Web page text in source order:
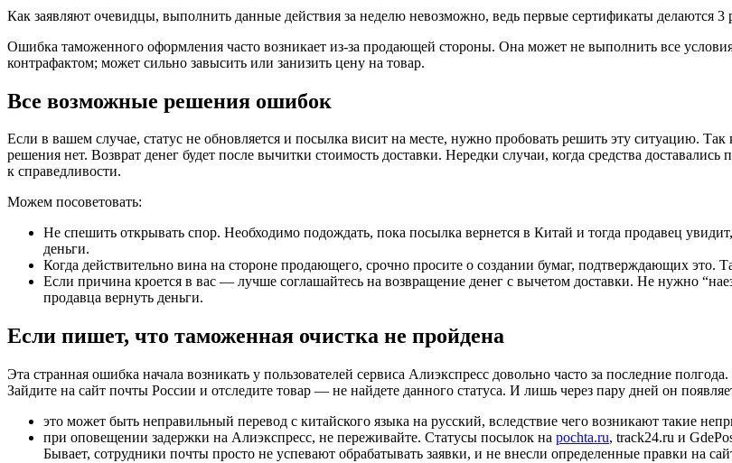
Как заявляют очевидцы, выполнить данные действия за неделю невозможно, ведь первые сертификаты делаются
Ошибка таможенного оформления часто возникает из-за продающей стороны. Она может не выполнить все
контрафактом; может сильно завысить или занизить цену на товар.
Все возможные решения ошибок
Если в вашем случае, статус не обновляется и посылка висит на месте, нужно пробовать решить эту ситуацию. Так
решения нет. Возврат денег будет после вычитки стоимость доставки. Нередки случаи, когда средства
к справедливости.
Можем посоветовать:
Не спешить открывать спор. Необходимо подождать, пока посылка вернется в Китай и тогда продавец
деньги.
Когда действительно вина на стороне продающего, срочно просите о создании бумаг, подтверждающих это.
Если причина кроется в вас — лучше соглашайтесь на возвращение денег с вычетом доставки. Не нужно
продавца вернуть деньги.
Если пишет, что таможенная очистка не пройдена
Эта странная ошибка начала возникать у пользователей сервиса Алиэкспресс довольно часто за последние
Зайдите на сайт почты России и отследите товар — не найдете данного статуса. И лишь через пару дней он
это может быть неправильный перевод с китайского языка на русский, вследствие чего возникают такие
при оповещении задержки на Алиэкспресс, не переживайте. Статусы посылок на pochta.ru, track24.ru и
Бывает, сотрудники почты просто не успевают обрабатывать заявки, и не внесли определенные правки на